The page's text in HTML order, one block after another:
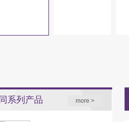
同系列产品 more >